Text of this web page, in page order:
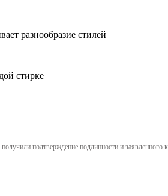
разнообразие стилей
стирке
подтверждение подлинности и заявленного